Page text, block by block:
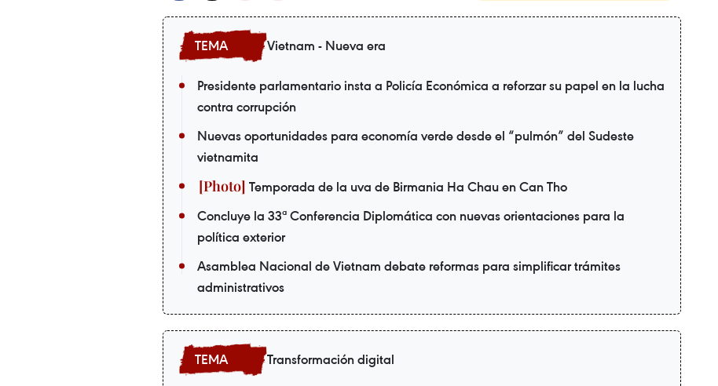
Vietnam - Nueva era
Presidente parlamentario insta a Policía Económica a reforzar su papel en la lucha
contra corrupción
Nuevas oportunidades para economía verde desde el “pulmón” del Sudeste
vietnamita
Temporada de la uva de Birmania Ha Chau en Can Tho
Concluye la 33ª Conferencia Diplomática con nuevas orientaciones para la
política exterior
Asamblea Nacional de Vietnam debate reformas para simplificar trámites
administrativos
Transformación digital